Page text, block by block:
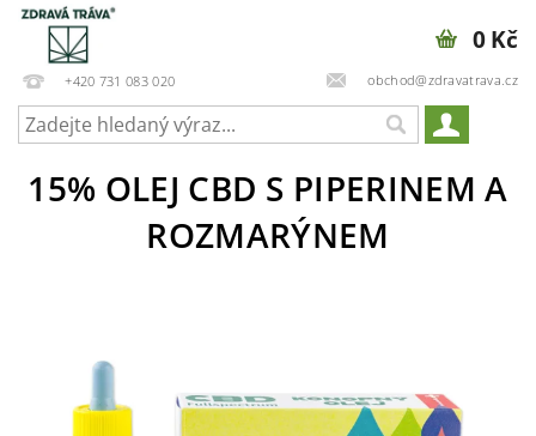
+420 731 083 020 obchod@zdravatrava.cz
0 Kč
15% OLEJ CBD S PIPERINEM A
ROZMARÝNEM